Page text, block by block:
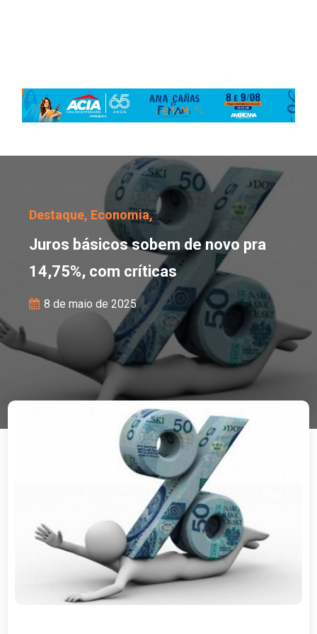
Juros básicos sobem
Destaque, Economia,
Juros básicos sobem de novo pra
14,75%, com críticas
8 de maio de 2025